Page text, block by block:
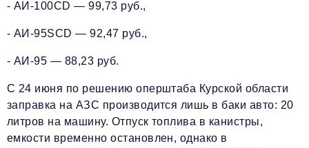
- АИ-100CD — 99,73 руб.,
- АИ-95SCD — 92,47 руб.,
- АИ-95 — 88,23 руб.
С 24 июня по решению оперштаба Курской области
заправка на АЗС производится лишь в баки авто: 20
литров на машину. Отпуск топлива в канистры,
емкости временно остановлен, однако в